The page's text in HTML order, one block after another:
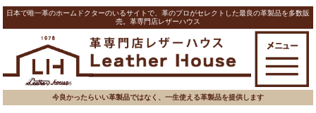
日本で唯一革のホームドクターのいるサイトで、革のプロがセレクトした最良の革製品を多数販
売。革専門店レザーハウス
今良かったらいい革製品ではなく、一生使える革製品を提供します